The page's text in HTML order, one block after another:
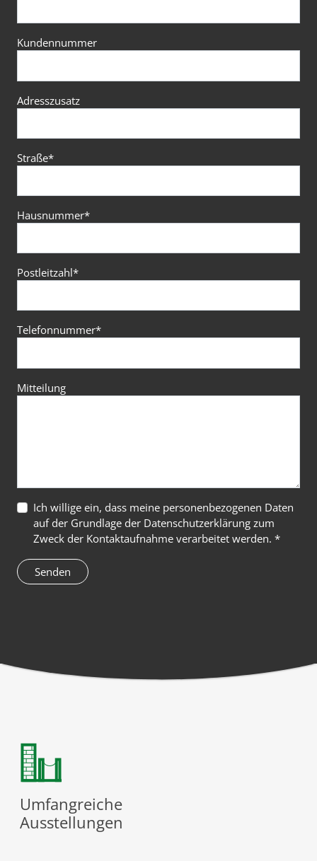
Kundennummer
Adresszusatz
Straße *
Hausnummer *
Postleitzahl*
Telefonnummer *
Mitteilung
Ich willige ein, dass meine personenbezogenen Daten
auf der Grundlage der Datenschutzerklärung
Zweck der Kontaktaufnahme verarbeitet werden. *
Umfangreiche
Ausstellungen